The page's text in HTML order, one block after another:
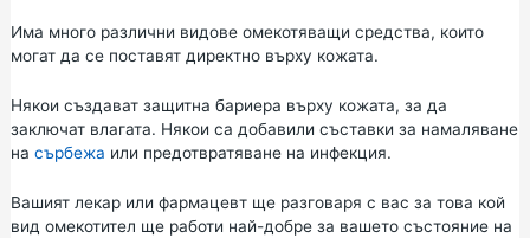
Има много различни видове омекотяващи средства, които
могат да се поставят директно върху кожата.
Някои създават защитна бариера върху кожата, за да
заключат влагата. Някои са добавили съставки за намаляване
на сърбежа или предотвратяване на инфекция.
Вашият лекар или фармацевт ще разговаря с вас за това кой
вид омекотител ще работи най-добре за вашето състояние на